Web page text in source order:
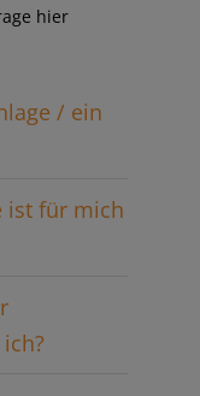
hier
/ ein
ist für mich